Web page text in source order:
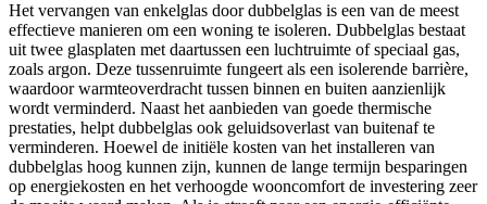
Het vervangen van enkelglas door dubbelglas is een van de meest
effectieve manieren om een woning te isoleren. Dubbelglas bestaat
uit twee glasplaten met daartussen een luchtruimte of speciaal gas,
zoals argon. Deze tussenruimte fungeert als een isolerende barrière,
waardoor warmteoverdracht tussen binnen en buiten aanzienlijk
wordt verminderd. Naast het aanbieden van goede thermische
prestaties, helpt dubbelglas ook geluidsoverlast van buitenaf te
verminderen. Hoewel de initiële kosten van het installeren van
dubbelglas hoog kunnen zijn, kunnen de lange termijn besparingen
op energiekosten en het verhoogde wooncomfort de investering zeer